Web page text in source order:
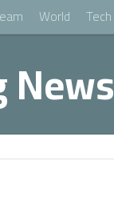
World Tech
News